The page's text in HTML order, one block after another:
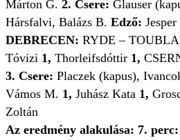
Márton G. 2. Csere: Glauser
Hársfalvi, Balázs B. Edző: Jesper
DEBRECEN: RYDE –
Tóvizi 1, Thorleifsdóttir 1,
3. Csere: Placzek (kapus),
Vámos M. 1, Juhász Kata 1,
Zoltán
Az eredmény alakulása: 7. perc: